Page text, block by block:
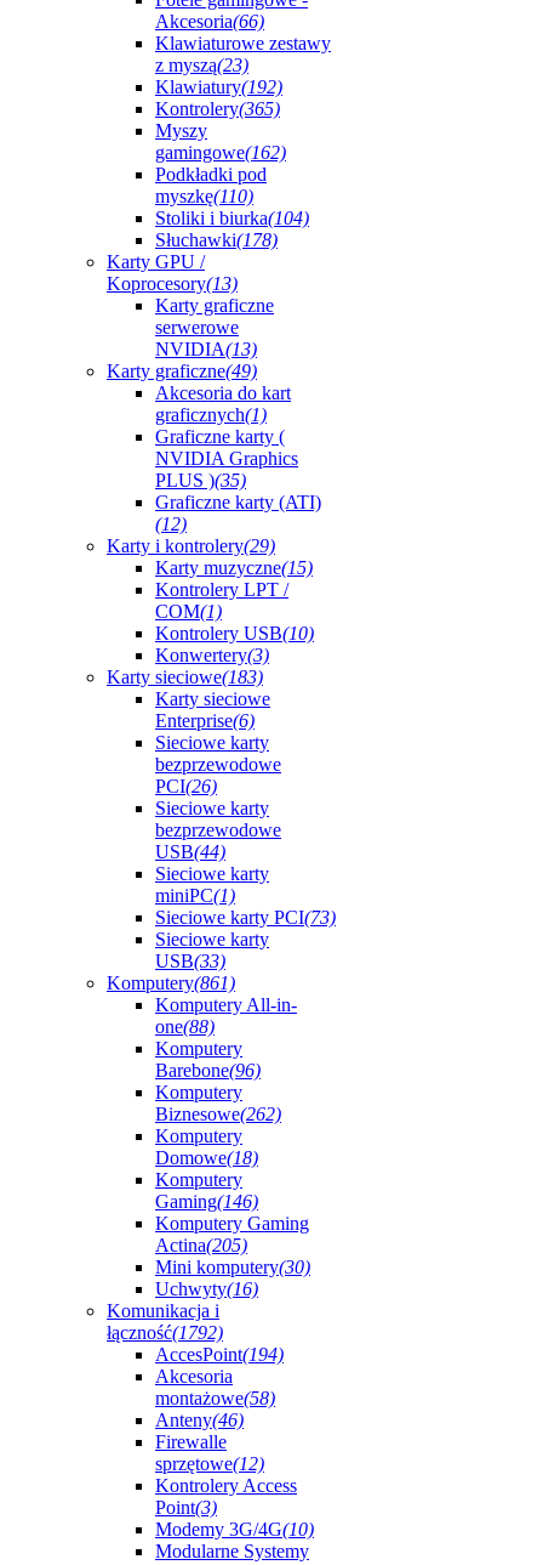
Akcesoria(66)
Klawiaturowe zestawy
z myszą(23)
Klawiatury(192)
Kontrolery(365)
Myszy
gamingowe(162)
Podkładki pod
myszkę(110)
Stoliki i biurka(104)
Słuchawki(178)
Karty GPU /
Koprocesory(13)
Karty graficzne
serwerowe
NVIDIA(13)
Karty graficzne(49)
Akcesoria do kart
graficznych(1)
Graficzne karty (
NVIDIA Graphics
PLUS )(35)
Graficzne karty (ATI)
(12)
Karty i kontrolery(29)
Karty muzyczne(15)
Kontrolery LPT /
COM(1)
Kontrolery USB(10)
Konwertery(3)
Karty sieciowe(183)
Karty sieciowe
Enterprise(6)
Sieciowe karty
bezprzewodowe
PCI(26)
Sieciowe karty
bezprzewodowe
USB(44)
Sieciowe karty
miniPC(1)
Sieciowe karty PCI(73)
Sieciowe karty
USB(33)
Komputery(861)
Komputery All-in-
one(88)
Komputery
Barebone(96)
Komputery
Biznesowe(262)
Komputery
Domowe(18)
Komputery
Gaming(146)
Komputery Gaming
Actina(205)
Mini komputery(30)
Uchwyty(16)
Komunikacja i
łączność(1792)
AccesPoint(194)
Akcesoria
montażowe(58)
Anteny(46)
Firewalle
sprzętowe(12)
Kontrolery Access
Point(3)
Modemy 3G/4G(10)
Modularne Systemy